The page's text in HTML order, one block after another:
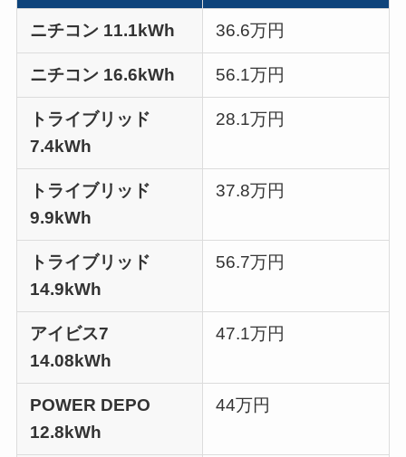
ニチコン 11.1kWh 36.6万円
ニチコン 16.6kWh 56.1万円
トライブリッド
7.4kWh
28.1万円
トライブリッド
9.9kWh
37.8万円
トライブリッド
14.9kWh
56.7万円
アイビス7
14.08kWh
47.1万円
POWER DEPO
12.8kWh
44万円